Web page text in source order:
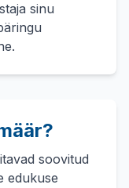
sinu
soovitud
edukuse